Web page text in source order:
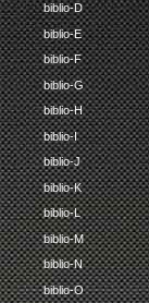
biblio-D
biblio-E
biblio-F
biblio-G
biblio-H
biblio-I
biblio-J
biblio-K
biblio-L
biblio-M
biblio-N
biblio-O